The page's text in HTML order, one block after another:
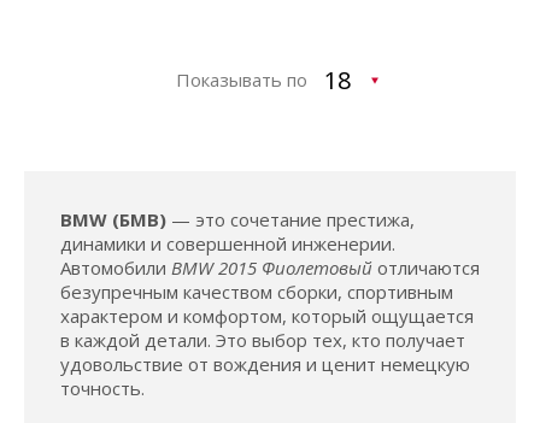
Показывать по
BMW (БМВ) — это сочетание престижа,
динамики и совершенной инженерии.
Автомобили BMW 2015 Фиолетовый отличаются
безупречным качеством сборки, спортивным
характером и комфортом, который ощущается
в каждой детали. Это выбор тех, кто получает
удовольствие от вождения и ценит немецкую
точность.